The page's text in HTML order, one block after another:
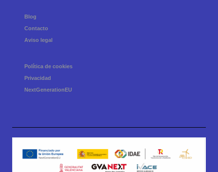
Blog
Contacto
Aviso legal
Política de cookies
Privacidad
NextGenerationEU